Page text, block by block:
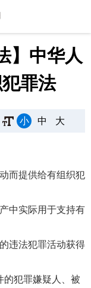
】中华人
罪法
小 中 大
而提供给有组织犯
中实际用于支持有
违法犯罪活动获得
犯罪嫌疑人、被